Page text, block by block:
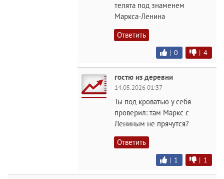
телята под знаменем
Маркса-Ленина
Ответить
| 0 | 4
гостю из деревни
14.05.2026 01:37
Ты под кроватью у себя
проверил: там Маркс с
Лениным не прячутся?
Ответить
| 1 | 1